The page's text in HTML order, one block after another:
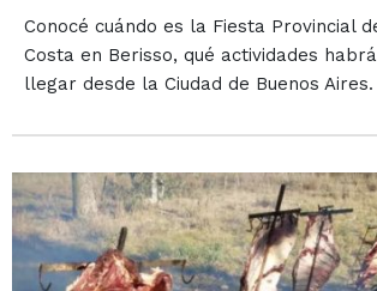
Conocé cuándo es la Fiesta Provincial
Costa en Berisso, qué actividades
llegar desde la Ciudad de Buenos Aires.